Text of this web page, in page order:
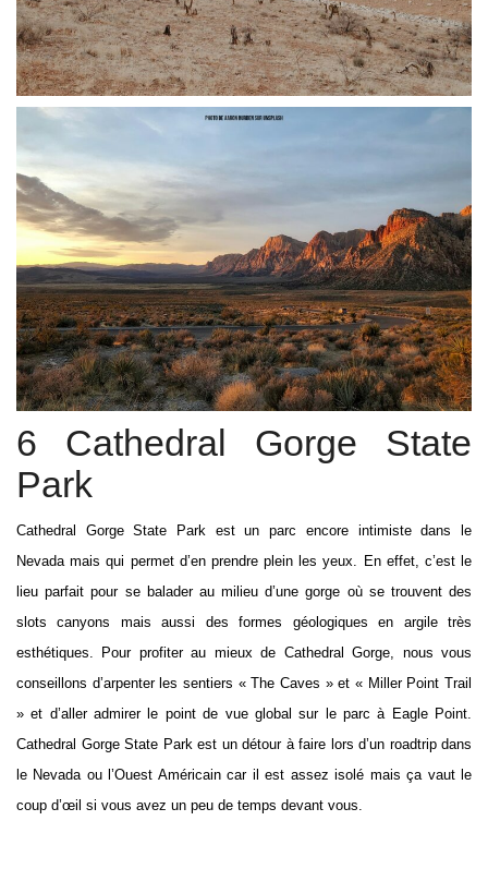
6 Cathedral Gorge State
Park
Cathedral Gorge State Park est un parc encore intimiste dans le
Nevada mais qui permet d’en prendre plein les yeux. En effet, c’est le
lieu parfait pour se balader au milieu d’une gorge où se trouvent des
slots canyons mais aussi des formes géologiques en argile très
esthétiques. Pour profiter au mieux de Cathedral Gorge, nous vous
conseillons d’arpenter les sentiers « The Caves » et « Miller Point Trail
» et d’aller admirer le point de vue global sur le parc à Eagle Point.
Cathedral Gorge State Park est un détour à faire lors d’un roadtrip dans
le Nevada ou l’Ouest Américain car il est assez isolé mais ça vaut le
coup d’œil si vous avez un peu de temps devant vous.